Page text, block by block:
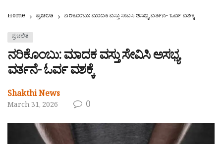
Home ಪ್ರಚಲಿತ ನರಿಕೊಂಬು: ಮಾದಕ ವಸ್ತು ಸೇವಿಸಿ ಅಸಭ್ಯ ವರ್ತನೆ- ಓರ್ವ ವಶಕ್ಕೆ
ಪ್ರಚಲಿತ
ನರಿಕೊಂಬು: ಮಾದಕ ವಸ್ತು ಸೇವಿಸಿ ಅಸಭ್ಯ
ವರ್ತನೆ- ಓರ್ವ ವಶಕ್ಕೆ
Shakthi News
March 31, 2026 0